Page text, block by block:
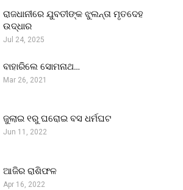
ରାଜଧାନୀରେ ଯୁବତୀଙ୍କ ଝୁଲନ୍ତା ମୃତଦେହ
ଉଦ୍ଧାର
Jul 24, 2025
ବାହାରିଲେ ସୋମନାଥ…
Mar 26, 2021
ଜୁଲାଇ ୧ରୁ ଘରୋଇ ବସ ଧର୍ମଘଟ
Jun 11, 2022
ଆଜିର ରାଶିଫଳ
Apr 16, 2022